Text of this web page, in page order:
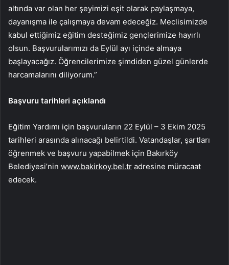
altında var olan her şeyimizi eşit olarak paylaşmaya,
dayanışma ile çalışmaya devam edeceğiz. Meclisimizde
kabul ettiğimiz eğitim desteğimiz gençlerimize hayırlı
olsun. Başvurularımızı da Eylül ayı içinde almaya
başlayacağız. Öğrencilerimize şimdiden güzel günlerde
harcamalarını diliyorum.”
Başvuru tarihleri açıklandı
Eğitim Yardımı için başvuruların 22 Eylül – 3 Ekim 2025
tarihleri arasında alınacağı belirtildi. Vatandaşlar, şartları
öğrenmek ve başvuru yapabilmek için Bakırköy
Belediyesi’nin www.bakirkoy.bel.tr adresine müracaat
edecek.